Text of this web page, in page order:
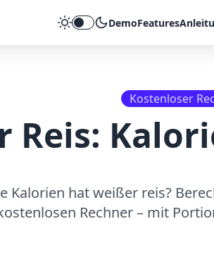
Theme umschalten
DemoFeatures
Kostenloser
Reis:
Kalorien hatweißer reis?
Rechner – mit